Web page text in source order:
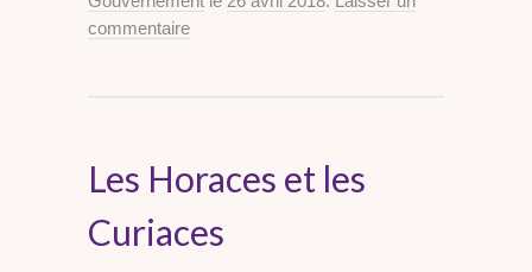
commentaire
Les Horaces et les
Curiaces